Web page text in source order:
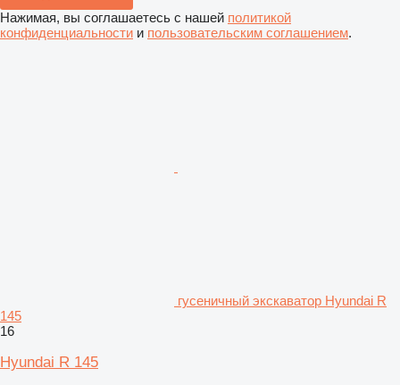
Нажимая, вы соглашаетесь с нашей политикой
конфиденциальности и пользовательским соглашением.
гусеничный экскаватор Hyundai R
145
16
Hyundai R 145